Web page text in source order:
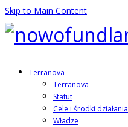
Skip to Main Content
Terranova
Terranova
Statut
Cele i środki działania
Władze